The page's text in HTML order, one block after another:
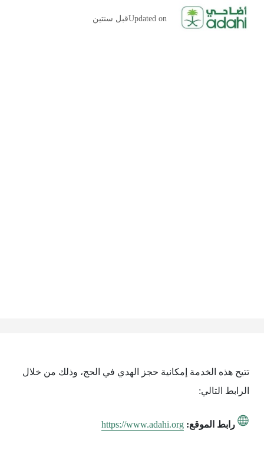
Updated onقبل سنتين
تتيح هذه الخدمة إمكانية حجز الهدي في الحج، وذلك من خلال
الرابط التالي:
رابط الموقع: https://www.adahi.org